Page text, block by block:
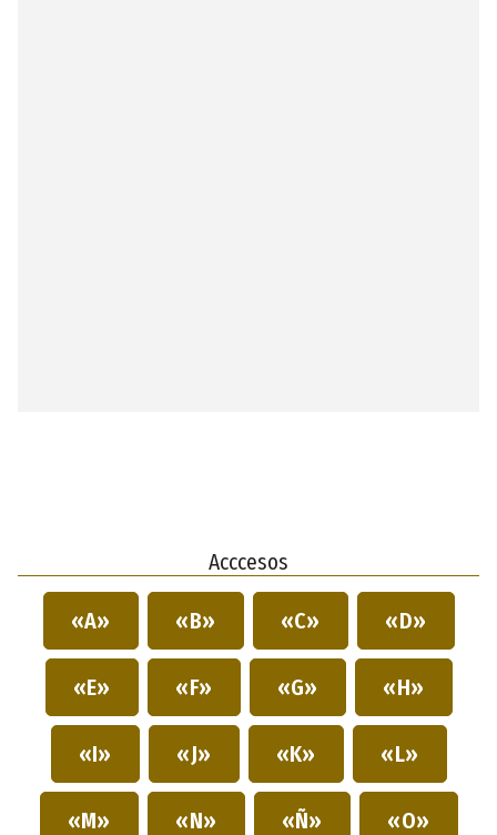
Acccesos
«A» «B» «C» «D»
«E» «F» «G» «H»
«I» «J» «K» «L»
«M» «N» «Ñ» «O»